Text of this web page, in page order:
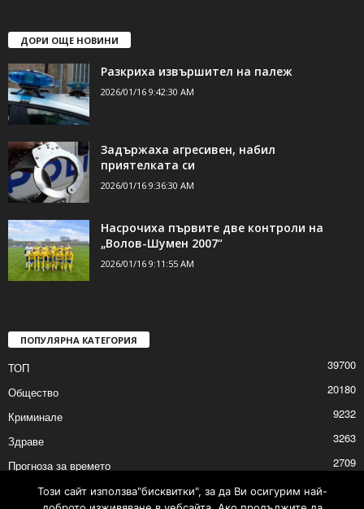
ДОРИ ОЩЕ НОВИНИ
Разкриха извършител на палеж
2026/01/16 9:42:30 AM
Задържаха агресивен, набил
приятелката си
2026/01/16 9:36:30 AM
Насрочиха първите две контроли на
„Волов-Шумен 2007“
2026/01/16 9:11:55 AM
ПОПУЛЯРНА КАТЕГОРИЯ
ТОП
39700
Общество
20180
Криминале
9232
Здраве
3263
Прогноза за времето
2709
ПолитикаТози сайт използва"бисквитки", за да Ви осигурим най-